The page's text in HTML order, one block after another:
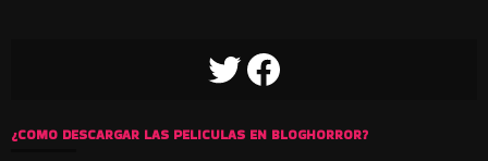
TWITTERFACEBOOK
¿COMO DESCARGAR LAS PELICULAS EN BLOGHORROR?